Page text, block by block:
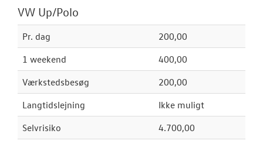
VW Up/Polo
Pr. dag
200,00
1 weekend
400,00
Værkstedsbesøg
200,00
Langtidslejning
Ikke muligt
Selvrisiko
4.700,00